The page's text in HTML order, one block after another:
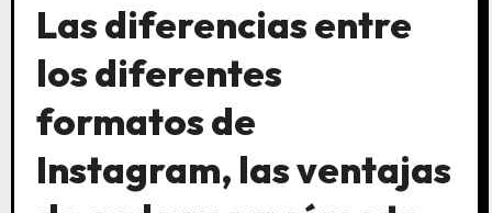
Las diferencias entre
los diferentes
formatos de
Instagram, las ventajas